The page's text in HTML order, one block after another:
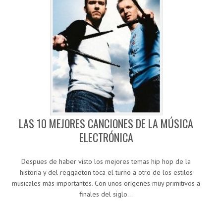
LAS 10 MEJORES CANCIONES DE LA MÚSICA
ELECTRÓNICA
Despues de haber visto los mejores temas hip hop de la
historia y del reggaeton toca el turno a otro de los estilos
musicales más importantes. Con unos orígenes muy primitivos a
finales del siglo…